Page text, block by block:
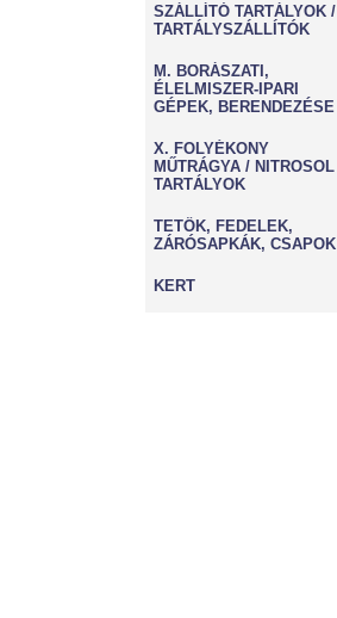
SZÁLLÍTÓ TARTÁLYOK /
TARTÁLYSZÁLLÍTÓK
M. BORÁSZATI,
ÉLELMISZER-IPARI
GÉPEK, BERENDEZÉSE
X. FOLYÉKONY
MŰTRÁGYA / NITROSOL
TARTÁLYOK
TETŐK, FEDELEK,
ZÁRÓSAPKÁK, CSAPOK
KERT